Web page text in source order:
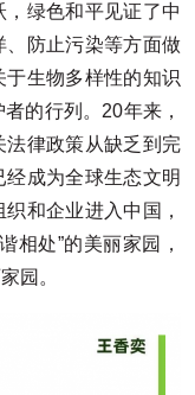
绿色和平见证了中
、防止污染等方面做
生物多样性的知识
的行列。20年来，
法律政策从缺乏到完
成为全球生态文明
和企业进入中国，
相处”的美丽家园，
园。